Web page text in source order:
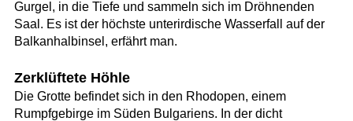
Gurgel, in die Tiefe und sammeln sich im Dröhnenden
Saal. Es ist der höchste unterirdische Wasserfall auf der
Balkanhalbinsel, erfährt man.
Zerklüftete Höhle
Die Grotte befindet sich in den Rhodopen, einem
Rumpfgebirge im Süden Bulgariens. In der dicht